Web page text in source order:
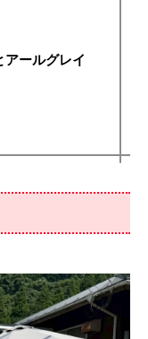
ールグレイ